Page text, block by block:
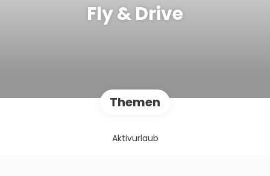
Fly & Drive
Themen
Aktivurlaub